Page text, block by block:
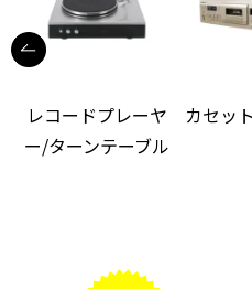
レコードプレーヤ
ー/ターンテーブル
カセッ